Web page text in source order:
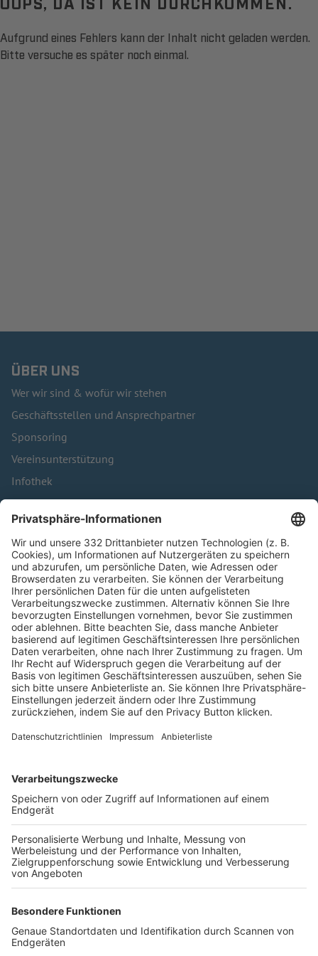
Aufgrund eines Fehlers kann der Inhalt nicht geladen werden.
Bitte versuche es später noch einmal.
ÜBER UNS
Wer wir sind & wofür wir stehen
Geschäftsstellen und Ansprechpartner
Sponsoring
Vereinsunterstützung
Infothek
Kontakt
HÄUFIG BESUCHTE SEITEN
Pässe und Vereinswechsel
Trainerausbildung
Schulungsangebot Vereinsmitarbeiter
BFV-Geschäftsstellen
Trainerbörse
Login SpielPlus
FOLGE DEM BFV
TOP-VEREINE
TOP-PARTNER